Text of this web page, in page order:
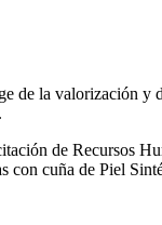
de la valorización
de Recursos
con cuña de Piel